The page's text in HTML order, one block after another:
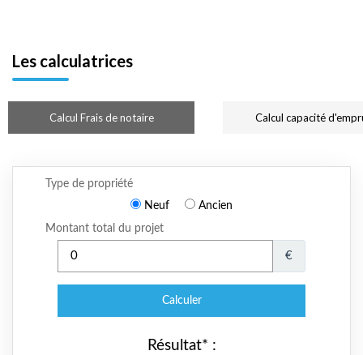
Les calculatrices
Calcul Frais de notaire Calcul capacité